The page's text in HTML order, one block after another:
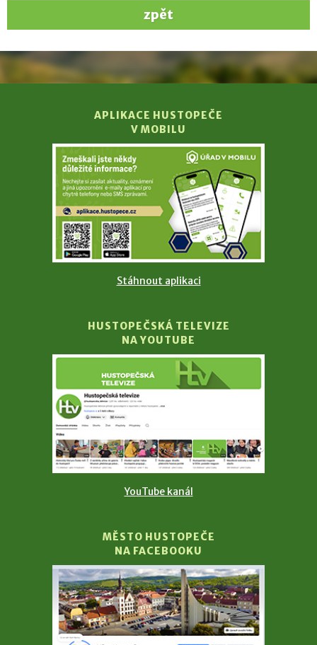
zpět
APLIKACE HUSTOPEČE
V MOBILU
Stáhnout aplikaci
HUSTOPEČSKÁ TELEVIZE
NA YOUTUBE
YouTube kanál
MĚSTO HUSTOPEČE
NA FACEBOOKU